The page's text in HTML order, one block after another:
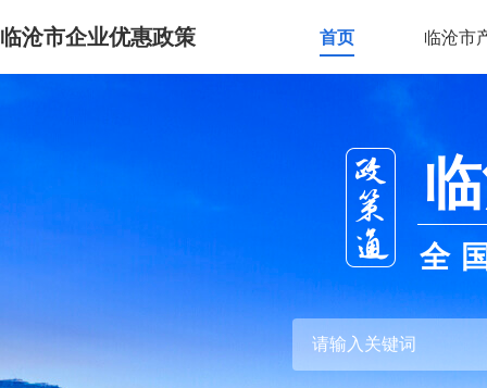
临沧市企业优惠政策 首页 临沧市
全